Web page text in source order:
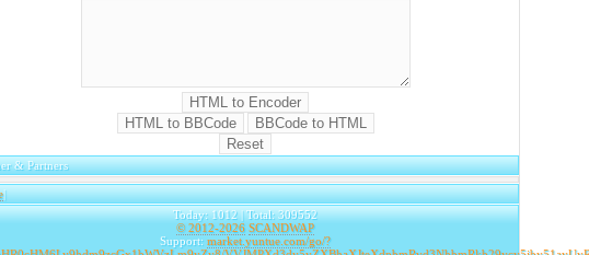
& Partners
|
Today: 1012 | Total: 309552
© 2012-2026 SCANDWAP
Support: market.yuntue.com/go/?